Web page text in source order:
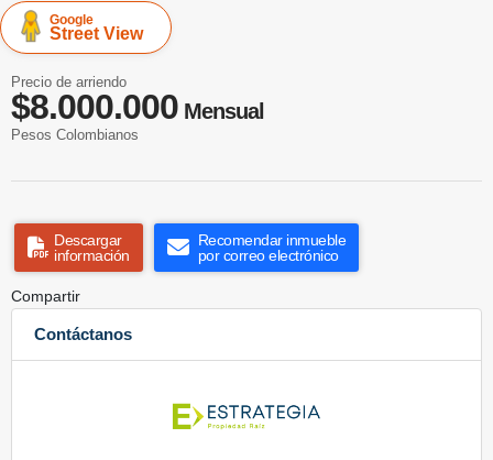
Google
Street View
Precio de arriendo
$8.000.000 Mensual
Pesos Colombianos
Descargar
información
Recomendar inmueble
por correo electrónico
Compartir
Contáctanos